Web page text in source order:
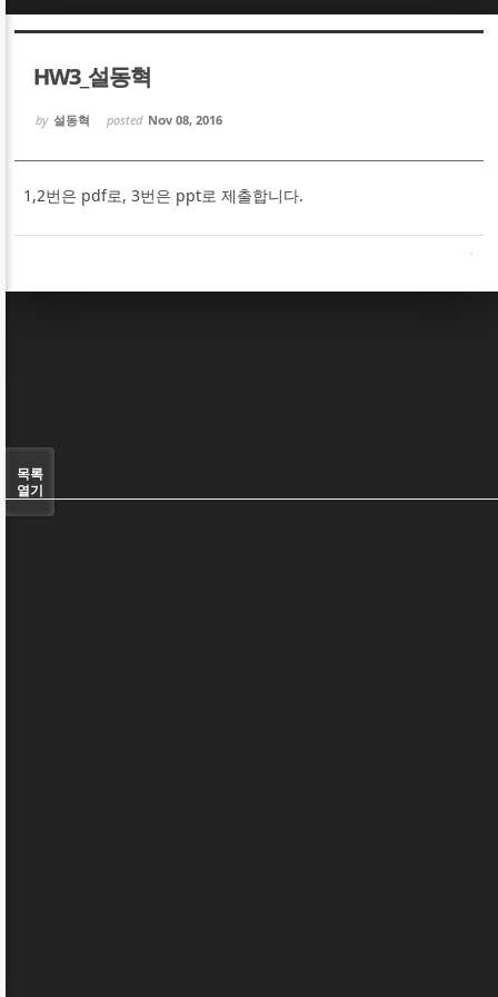
HW3_설동혁
by 설동혁 posted Nov 08, 2016
1,2번은 pdf로, 3번은 ppt로 제출합니다.
목록
열기
Sketchbook5, 스케치북5
Sketchbook5, 스케치북5
Sketchbook5, 스케치북5
Sketchbook5, 스케치북5